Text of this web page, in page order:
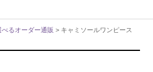
るオーダー通販 > キャミソールワンピース